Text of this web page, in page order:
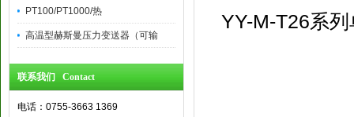
PT100/PT1000/热
高温型赫斯曼压力变送器（可输
联系我们 Contact
电话：0755-3663 1369
YY-M-T26系